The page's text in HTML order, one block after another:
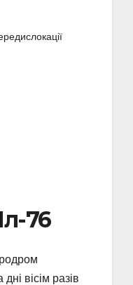
76
вісім разів